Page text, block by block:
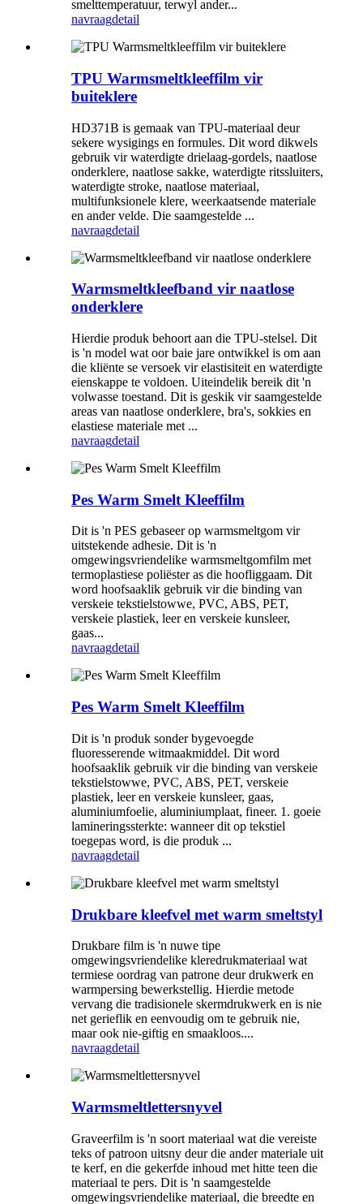
smelttemperatuur, terwyl ander...
navraagdetail
TPU Warmsmeltkleeffilm vir
buiteklere
HD371B is gemaak van TPU-materiaal deur
sekere wysigings en formules. Dit word dikwels
gebruik vir waterdigte drielaag-gordels, naatlose
onderklere, naatlose sakke, waterdigte ritssluiters,
waterdigte stroke, naatlose materiaal,
multifunksionele klere, weerkaatsende materiale
en ander velde. Die saamgestelde ...
navraagdetail
Warmsmeltkleefband vir naatlose
onderklere
Hierdie produk behoort aan die TPU-stelsel. Dit
is 'n model wat oor baie jare ontwikkel is om aan
die kliënte se versoek vir elastisiteit en waterdigte
eienskappe te voldoen. Uiteindelik bereik dit 'n
volwasse toestand. Dit is geskik vir saamgestelde
areas van naatlose onderklere, bra's, sokkies en
elastiese materiale met ...
navraagdetail
Pes Warm Smelt Kleeffilm
Dit is 'n PES gebaseer op warmsmeltgom vir
uitstekende adhesie. Dit is 'n
omgewingsvriendelike warmsmeltgomfilm met
termoplastiese poliëster as die hoofliggaam. Dit
word hoofsaaklik gebruik vir die binding van
verskeie tekstielstowwe, PVC, ABS, PET,
verskeie plastiek, leer en verskeie kunsleer,
gaas...
navraagdetail
Pes Warm Smelt Kleeffilm
Dit is 'n produk sonder bygevoegde
fluoresserende witmaakmiddel. Dit word
hoofsaaklik gebruik vir die binding van verskeie
tekstielstowwe, PVC, ABS, PET, verskeie
plastiek, leer en verskeie kunsleer, gaas,
aluminiumfoelie, aluminiumplaat, fineer. 1. goeie
lamineringssterkte: wanneer dit op tekstiel
toegepas word, is die produk ...
navraagdetail
Drukbare kleefvel met warm smeltstyl
Drukbare film is 'n nuwe tipe
omgewingsvriendelike kleredrukmateriaal wat
termiese oordrag van patrone deur drukwerk en
warmpersing bewerkstellig. Hierdie metode
vervang die tradisionele skermdrukwerk en is nie
net gerieflik en eenvoudig om te gebruik nie,
maar ook nie-giftig en smaakloos....
navraagdetail
Warmsmeltlettersnyvel
Graveerfilm is 'n soort materiaal wat die vereiste
teks of patroon uitsny deur die ander materiale uit
te kerf, en die gekerfde inhoud met hitte teen die
materiaal te pers. Dit is 'n saamgestelde
omgewingsvriendelike materiaal, die breedte en